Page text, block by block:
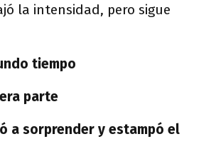
la intensidad, pero sigue
tiempo
parte
a sorprender y estampó el